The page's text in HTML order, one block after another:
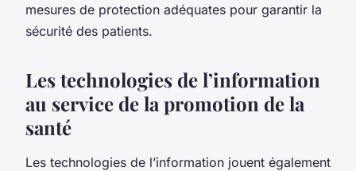
mesures de protection adéquates pour garantir la
sécurité des patients.
Les technologies de l’information
au service de la promotion de la
santé
Les technologies de l’information jouent également